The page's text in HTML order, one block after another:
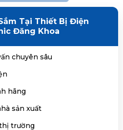
Tại Thiết Bị Điện
Đăng Khoa
chuyên sâu
hãng
sản xuất
trường